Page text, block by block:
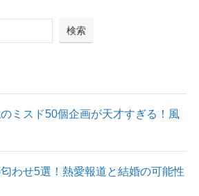
検索
ミスド50個企画が天才すぎる！風
わせ5選！熱愛報道と結婚の可能性